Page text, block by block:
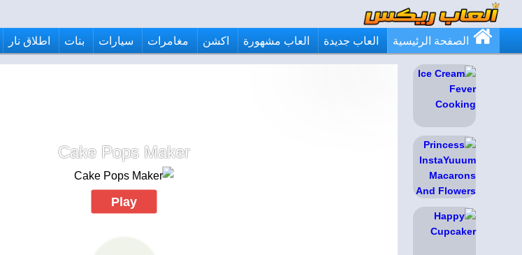
الصفحة الرئيسية العاب جديدة العاب مشهورة اكشن مغامرات سيارات بنات اطلاق نار
Cake Pops Maker
Play